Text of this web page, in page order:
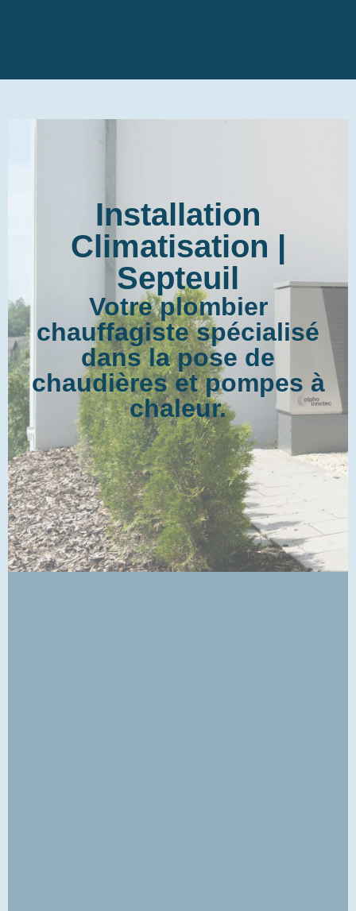
Installation
Climatisation |
Septeuil
Votre plombier
chauffagiste spécialisé
dans la pose de
chaudières et pompes à
chaleur.